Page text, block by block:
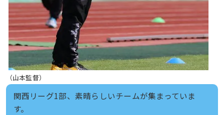
（山本監督）
関西リーグ1部、素晴らしいチームが集まっていま
す。